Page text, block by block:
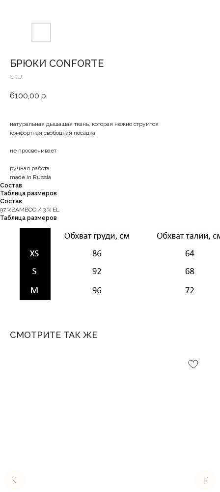
БРЮКИ CONFORTE
SKU:
6100,00 р.
натуральная дышащая ткань, которая нежно струится
комфортная свободная посадка
не просвечивает
ручная работа
made in Russia
Состав
Таблица размеров
Состав
97 %BAMBOO / 3 % EL
Таблица размеров
СМОТРИТЕ ТАК ЖЕ